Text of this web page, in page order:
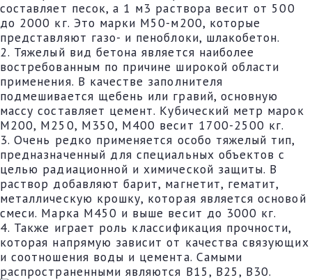
составляет песок, а 1 м3 раствора весит от 500
до 2000 кг. Это марки М50-м200, которые
представляют газо- и пеноблоки, шлакобетон.
2. Тяжелый вид бетона является наиболее
востребованным по причине широкой области
применения. В качестве заполнителя
подмешивается щебень или гравий, основную
массу составляет цемент. Кубический метр марок
М200, М250, М350, М400 весит 1700-2500 кг.
3. Очень редко применяется особо тяжелый тип,
предназначенный для специальных объектов с
целью радиационной и химической защиты. В
раствор добавляют барит, магнетит, гематит,
металлическую крошку, которая является основой
смеси. Марка М450 и выше весит до 3000 кг.
4. Также играет роль классификация прочности,
которая напрямую зависит от качества связующих
и соотношения воды и цемента. Самыми
распространенными являются В15, В25, В30.